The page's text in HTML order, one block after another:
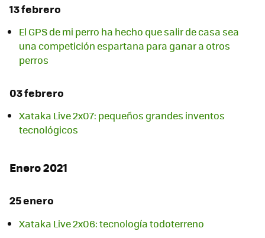
13 febrero
El GPS de mi perro ha hecho que salir de casa sea
una competición espartana para ganar a otros
perros
03 febrero
Xataka Live 2x07: pequeños grandes inventos
tecnológicos
Enero 2021
25 enero
Xataka Live 2x06: tecnología todoterreno